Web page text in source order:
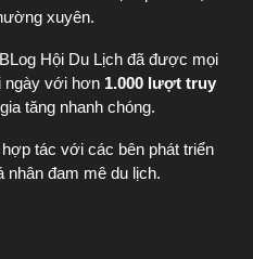
xuyên.
Hội Du Lịch đã được mọi
ngày với hơn 1.000 lượt truy
tăng nhanh chóng.
tác với các bên phát triển
nhân đam mê du lịch.